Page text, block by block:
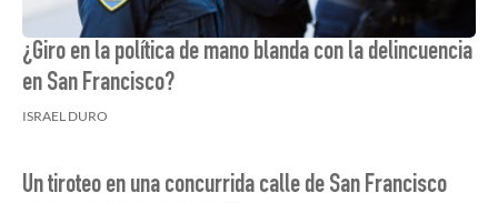
¿Giro en la política de mano blanda con la delincuencia
en San Francisco?
ISRAEL DURO
Un tiroteo en una concurrida calle de San Francisco